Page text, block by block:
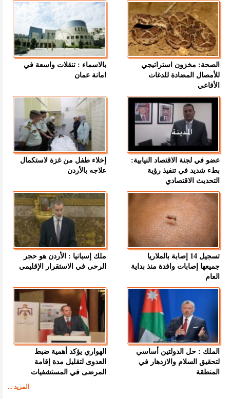
الصحة: مخزون استراتيجي
للأمصال المضادة للدغات
الأفاعي
بالاسماء : تنقلات واسعة في
امانة عمان
عضو في لجنة الاقتصاد النيابية:
بطء شديد في تنفيذ رؤية
التحديث الاقتصادي
إخلاء طفل من غزة لاستكمال
علاجه بالأردن
تسجيل 14 إصابة بالملاريا
جميعها إصابات وافدة منذ بداية
العام
ملك إسبانيا : الأردن هو حجر
الرحى في الاستقرار الإقليمي
الملك : حل الدولتين أساسي
لتحقيق السلام والازدهار في
المنطقة
الهواري يؤكد أهمية ضبط
العدوى لتقليل مدة إقامة
المرضى في المستشفيات
المزيد ...